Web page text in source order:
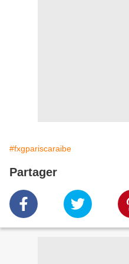
#fxgpariscaraibe
Partager